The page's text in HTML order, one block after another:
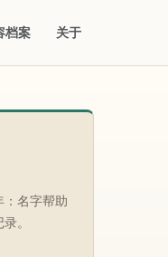
档案 关于
：名字帮助
。